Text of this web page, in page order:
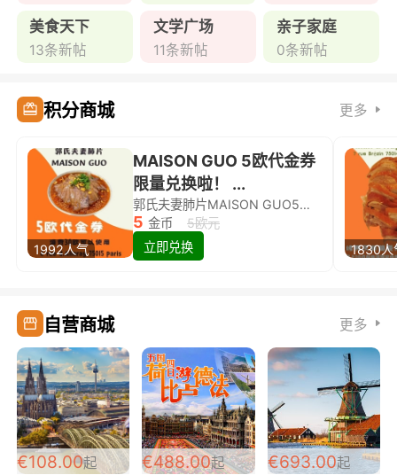
美食天下
13条新帖
文学广场
11条新帖
亲子家庭
0条新帖
积分商城 更多
1992人气
MAISON GUO 5欧代金券
限量兑换啦！ ...
郭氏夫妻肺片MAISON GUO5欧代金券限量兑换啦！
5 金币
5欧元
立即兑换
1830人
自营商城 更多
€108.00起 €488.00起 €693.00起